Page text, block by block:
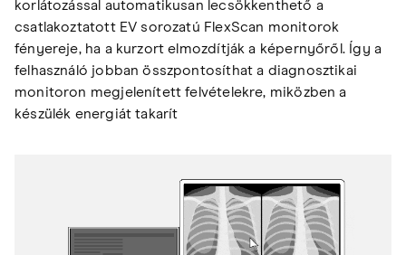
korlátozással automatikusan lecsökkenthető a
csatlakoztatott EV sorozatú FlexScan monitorok
fényereje, ha a kurzort elmozdítják a képernyőről. Így a
felhasználó jobban összpontosíthat a diagnosztikai
monitoron megjelenített felvételekre, miközben a
készülék energiát takarít